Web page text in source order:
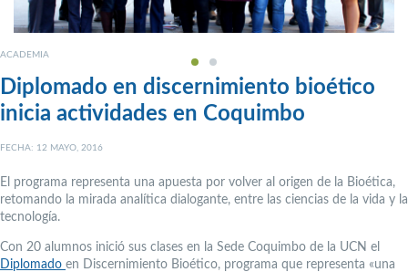
ACADEMIA
Diplomado en discernimiento bioético
inicia actividades en Coquimbo
FECHA: 12 MAYO, 2016
El programa representa una apuesta por volver al origen de la Bioética,
retomando la mirada analítica dialogante, entre las ciencias de la vida y la
tecnología.
Con 20 alumnos inició sus clases en la Sede Coquimbo de la UCN el
Diplomado en Discernimiento Bioético, programa que representa «una